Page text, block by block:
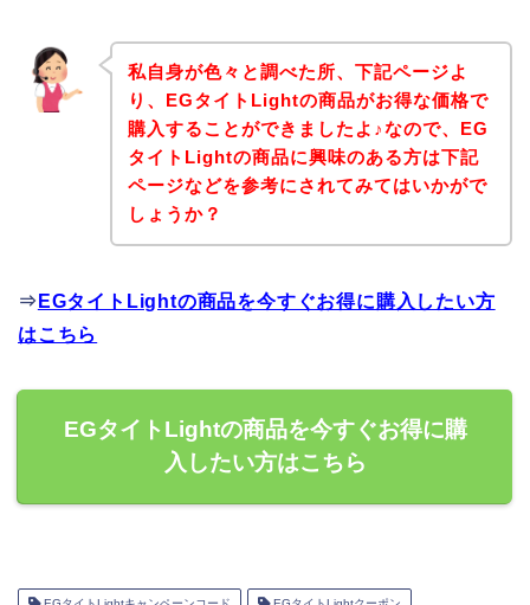
私自身が色々と調べた所、下記ページよ
り、EGタイトLightの商品がお得な価格で
購入することができましたよ♪なので、EG
タイトLightの商品に興味のある方は下記
ページなどを参考にされてみてはいかがで
しょうか？
⇒ EGタイトLightの商品を今すぐお得に購入したい方
はこちら
EGタイトLightの商品を今すぐお得に購
入したい方はこちら